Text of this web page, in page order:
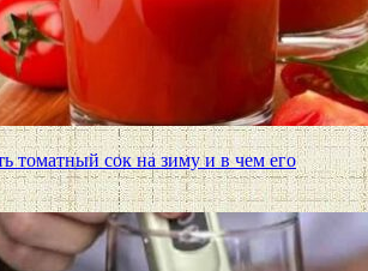
томатный сок на зиму и в чем его